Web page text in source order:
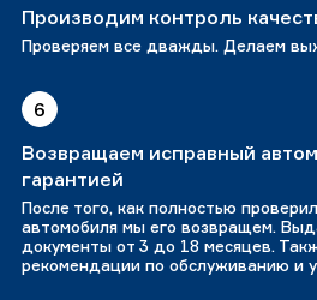
Производим контроль
Проверяем все дважды. Делаем
6
Возвращаем исправный
гарантией
После того, как полностью
автомобиля мы его возвращем.
документы от 3 до 18 месяцев.
рекомендации по обслуживанию и